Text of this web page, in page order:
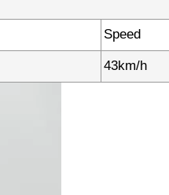
Speed
43km/h